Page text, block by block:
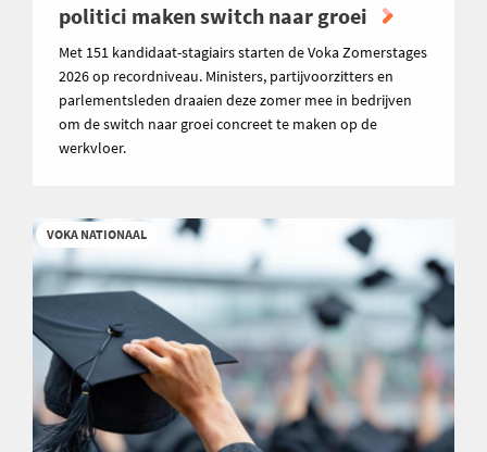
politici maken switch naar groei
Met 151 kandidaat-stagiairs starten de Voka Zomerstages
2026 op recordniveau. Ministers, partijvoorzitters en
parlementsleden draaien deze zomer mee in bedrijven
om de switch naar groei concreet te maken op de
werkvloer.
VOKA NATIONAAL